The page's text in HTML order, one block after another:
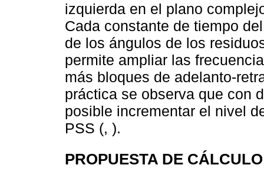
izquierda en el plano
Cada constante de tiempo
de los ángulos de los
permite ampliar las
más bloques de adelanto-
práctica se observa que con
posible incrementar el nivel
PSS (, ).
PROPUESTA DE